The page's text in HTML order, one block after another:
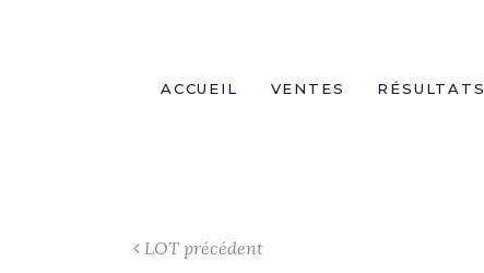
ACCUEIL VENTES RÉSULTATS
LOT précédent